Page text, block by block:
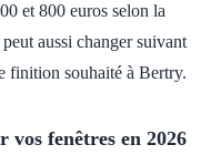
et 800 euros selon la
aussi changer suivant
finition souhaité à Bertry.
vos fenêtres en 2026